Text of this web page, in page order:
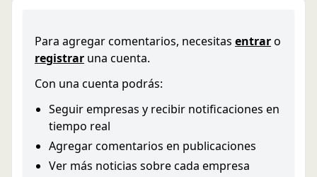
Para agregar comentarios, necesitas entraro
registrar una cuenta.
Con una cuenta podrás:
Seguir empresas y recibir notificaciones en
tiempo real
Agregar comentarios en publicaciones
Ver más noticias sobre cada empresa